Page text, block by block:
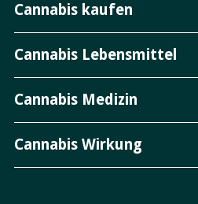
Cannabis kaufen
Cannabis Lebensmittel
Cannabis Medizin
Cannabis Wirkung